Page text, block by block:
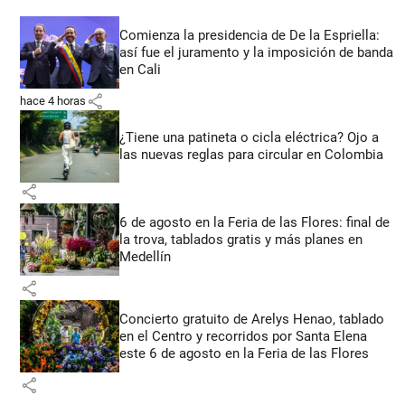
Comienza la presidencia de De la Espriella:
así fue el juramento y la imposición de banda
en Cali
hace 4 horas share
¿Tiene una patineta o cicla eléctrica? Ojo a
las nuevas reglas para circular en Colombia
share
6 de agosto en la Feria de las Flores: final de
la trova, tablados gratis y más planes en
Medellín
share
Concierto gratuito de Arelys Henao, tablado
en el Centro y recorridos por Santa Elena
este 6 de agosto en la Feria de las Flores
share